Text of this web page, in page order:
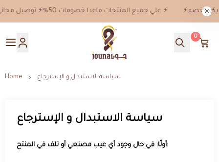
⚡️خصم 10% بكود خصم jn10 علي جميع المنتجات ماعدا خصومات 50%⚡️ توصيل مجاني للطلبات من 199 ريال ⚡️
جونا
0
Home سياسة الاستبدال و الإسترجاع
سياسة الاستبدال و الإسترجاع
أولًا: في حال وجود أي عيب مصنعي أو تلف في المنتج: